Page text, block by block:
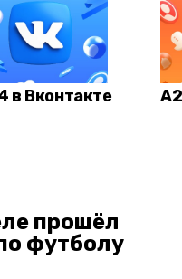
в Вконтакте
прошёл
футболу